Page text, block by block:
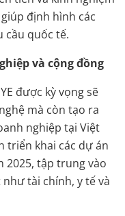
định hình các
cầu quốc tế.
và cộng đồng
được kỳ vọng sẽ
mà còn tạo ra
nghiệp tại Việt
triển khai các dự án
2025, tập trung vào
tài chính, y tế và